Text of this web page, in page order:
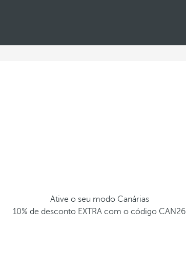
Ative o seu modo Canárias
10% de desconto EXTRA com o código CAN26